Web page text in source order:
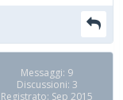
Messaggi: 9
Discussioni: 3
Registrato: Sep 2015